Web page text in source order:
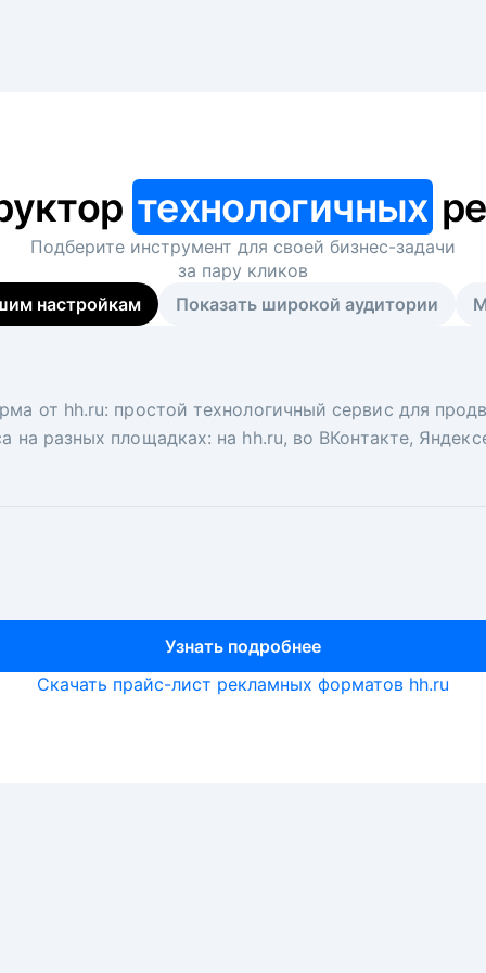
технологичных
Подберите инструмент для своей бизнес-задачи
за пару кликов
настройкам
Показать широкой аудитории
от hh.ru: простой технологичный сервис для
на разных площадках: на hh.ru, во ВКонтакте,
Узнать подробнее
вакансий на главной странице hh.ru.
ключ. Решите, сколько кандидатов и когда вам
рекрутеры и проектные менеджеры hh.ru с
Узнать подробнее
Скачать прайс-лист рекламных форматов hh.ru